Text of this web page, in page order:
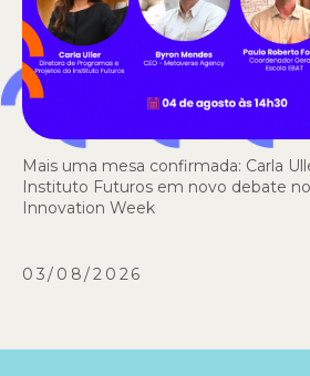
Mais uma mesa confirmada: Carla
Instituto Futuros em novo debate
Innovation Week
03/08/2026